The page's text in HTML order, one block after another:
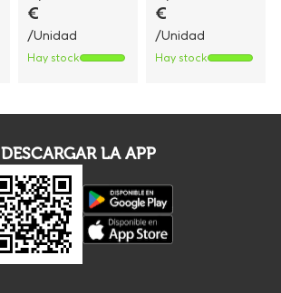
€
/Unidad
Hay stock
€
/Unidad
Hay stock
DESCARGAR LA APP